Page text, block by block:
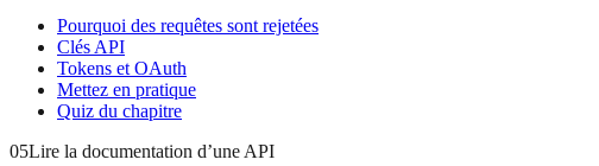
Pourquoi des requêtes sont rejetées
Clés API
Tokens et OAuth
Mettez en pratique
Quiz du chapitre
05Lire la documentation d’une API